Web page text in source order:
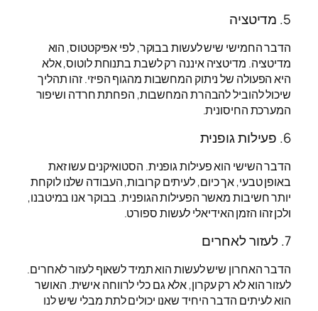
5. מדיטציה
הדבר החמישי שיש לעשות בבוקר, לפי אפיקטטוס, הוא
מדיטציה. מדיטציה איננה רק לשבת בתנוחת לוטוס, אלא
היא הפעולה של ניתוק המחשבות מהגוף הפיזי. זהו תהליך
שיכול להוביל להבהרת המחשבות, הפחתת חרדה ושיפור
המערכת החיסונית.
6. פעילות גופנית
הדבר השישי הוא פעילות גופנית. הסטואיקנים עשו זאת
באופן טבעי, אך כיום, לעיתים קרובות, העבודה שלנו לוקחת
יותר חשיבות מאשר הפעילות הגופנית. בבוקר אנו במיטבנו,
ולכן זהו הזמן האידיאלי לעשות ספורט.
7. לעזור לאחרים
הדבר האחרון שיש לעשות הוא תמיד לשאוף לעזור לאחרים.
לעזור הוא לא רק עקרון, אלא גם כלי לרווחה אישית. האושר
הוא לעיתים הדבר היחיד שאנו יכולים לתת מבלי שיש לנו